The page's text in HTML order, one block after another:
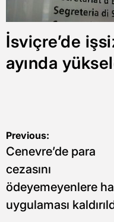
İsviçre’de
ayında
Yazı
gezinmesi
Previous:
Cenevre’de para
cezasını
ödeyemeyenlere
uygulaması